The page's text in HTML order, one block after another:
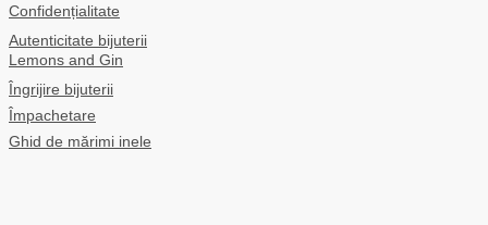
Confidențialitate
Autenticitate bijuterii
Lemons and Gin
Îngrijire bijuterii
Împachetare
Ghid de mărimi inele